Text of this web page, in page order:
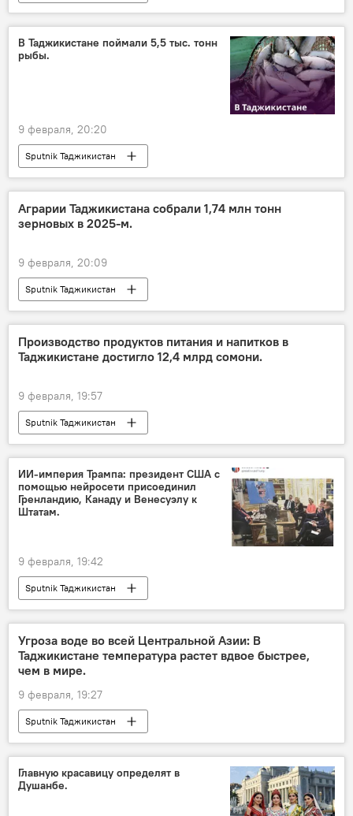
В Таджикистане поймали 5,5 тыс. тонн
рыбы.
9 февраля, 20:20
Sputnik Таджикистан
Аграрии Таджикистана собрали 1,74 млн тонн
зерновых в 2025-м.
9 февраля, 20:09
Sputnik Таджикистан
Производство продуктов питания и напитков в
Таджикистане достигло 12,4 млрд сомони.
9 февраля, 19:57
Sputnik Таджикистан
ИИ-империя Трампа: президент США с
помощью нейросети присоединил
Гренландию, Канаду и Венесуэлу к
Штатам.
9 февраля, 19:42
Sputnik Таджикистан
Угроза воде во всей Центральной Азии: В
Таджикистане температура растет вдвое быстрее,
чем в мире.
9 февраля, 19:27
Sputnik Таджикистан
Главную красавицу определят в
Душанбе.